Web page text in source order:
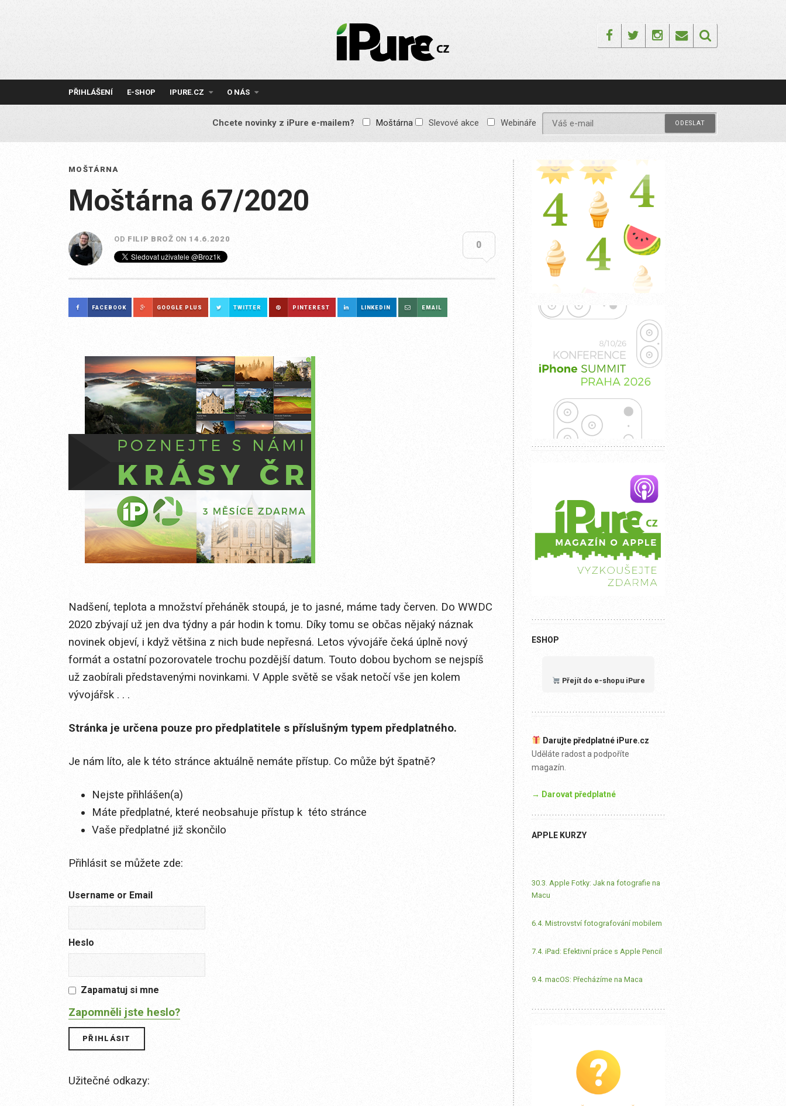
IPURE.CZ
Prémiový Apple e-
reklamy, žádné
obsah pro všechny
FacebookTwitterInstagram
Email
PŘIHLÁŠENÍ E-SHOP IPURE.CZ O NÁS
Chcete novinky z iPure e-mailem? Moštárna Slevové akce Webináře
MOŠTÁRNA
Moštárna 67/2020
OD FILIP BROŽ ON 14.6.2020
0
FACEBOOK GOOGLE PLUS TWITTER PINTEREST LINKEDIN EMAIL
Nadšení, teplota a množství přeháněk stoupá, je to jasné, máme tady červen. Do WWDC
2020 zbývají už jen dva týdny a pár hodin k tomu. Díky tomu se občas nějaký náznak
novinek objeví, i když většina z nich bude nepřesná. Letos vývojáře čeká úplně nový
formát a ostatní pozorovatele trochu pozdější datum. Touto dobou bychom se nejspíš
už zaobírali představenými novinkami. V Apple světě se však netočí vše jen kolem
vývojářsk . . .
Stránka je určena pouze pro předplatitele s příslušným typem předplatného.
Je nám líto, ale k této stránce aktuálně nemáte přístup. Co může být špatně?
Nejste přihlášen(a)
Máte předplatné, které neobsahuje přístup k této stránce
Vaše předplatné již skončilo
Přihlásit se můžete zde:
Username or Email
Heslo
Zapamatuj si mne
Zapomněli jste heslo?
Užitečné odkazy:
ESHOP
Přejít do e-shopu iPure
Darujte předplatné iPure.cz
Uděláte radost a podpoříte
magazín.
→ Darovat předplatné
APPLE KURZY
30.3. Apple Fotky: Jak na fotografie na
Macu
6.4. Mistrovství fotografování mobilem
7.4. iPad: Efektivní práce s Apple Pencil
9.4. macOS: Přecházíme na Maca